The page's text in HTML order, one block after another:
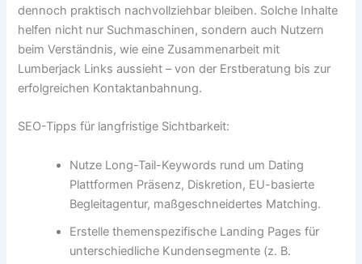
dennoch praktisch nachvollziehbar bleiben. Solche Inhalte
helfen nicht nur Suchmaschinen, sondern auch Nutzern
beim Verständnis, wie eine Zusammenarbeit mit
Lumberjack Links aussieht – von der Erstberatung bis zur
erfolgreichen Kontaktanbahnung.
SEO-Tipps für langfristige Sichtbarkeit:
Nutze Long-Tail-Keywords rund um Dating
Plattformen Präsenz, Diskretion, EU-basierte
Begleitagentur, maßgeschneidertes Matching.
Erstelle themenspezifische Landing Pages für
unterschiedliche Kundensegmente (z. B.